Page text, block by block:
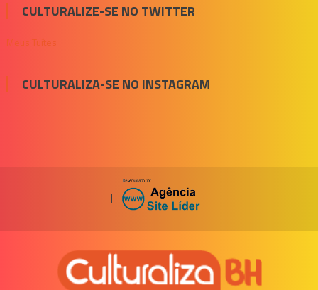
CULTURALIZE-SE NO TWITTER
Meus Tuítes
CULTURALIZA-SE NO INSTAGRAM
|